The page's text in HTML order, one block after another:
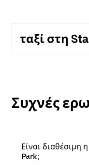
ταξί στη
Συχνές
Είναι διαθέσιμη
Park;